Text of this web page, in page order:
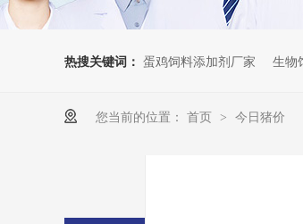
热搜关键词： 蛋鸡饲料添加剂厂家 生物
您当前的位置： 首页 > 今日猪价